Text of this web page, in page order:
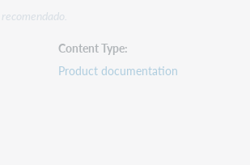
Content Type
Product documentation